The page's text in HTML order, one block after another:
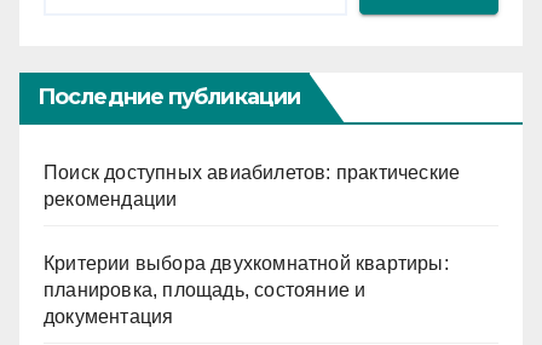
Последние публикации
Поиск доступных авиабилетов: практические
рекомендации
Критерии выбора двухкомнатной квартиры:
планировка, площадь, состояние и
документация